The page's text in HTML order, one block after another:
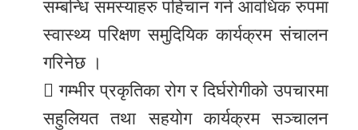
सम्बन्धि समस्याहरु पहिचान गर्न आवधिक रुपमा
स्वास्थ्य परिक्षण समुदियिक कार्यक्रम संचालन
गरिनेछ ।
 गम्भीर प्रकृतिका रोग र दिर्घरोगीको उपचारमा
सहुलियत तथा सहयोग कार्यक्रम सञ्चालन